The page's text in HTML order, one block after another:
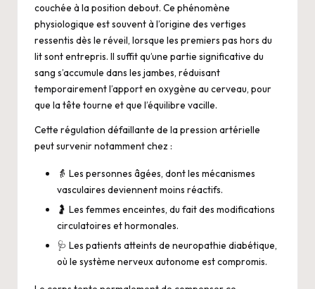
couchée à la position debout. Ce phénomène
physiologique est souvent à l’origine des vertiges
ressentis dès le réveil, lorsque les premiers pas hors du
lit sont entrepris. Il suffit qu’une partie significative du
sang s’accumule dans les jambes, réduisant
temporairement l’apport en oxygène au cerveau, pour
que la tête tourne et que l’équilibre vacille.
Cette régulation défaillante de la pression artérielle
peut survenir notamment chez :
👵 Les personnes âgées, dont les mécanismes
vasculaires deviennent moins réactifs.
🤰 Les femmes enceintes, du fait des modifications
circulatoires et hormonales.
🩺 Les patients atteints de neuropathie diabétique,
où le système nerveux autonome est compromis.